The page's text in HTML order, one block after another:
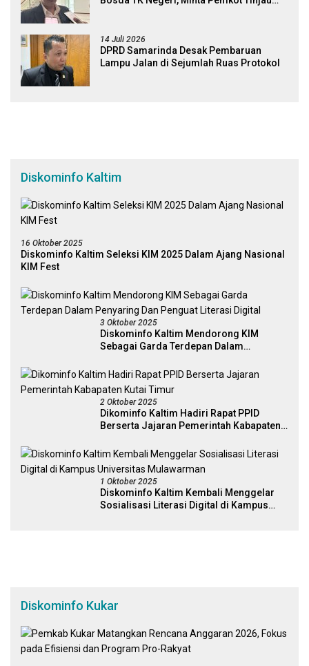
14 Juli 2026
DPRD Samarinda Desak Pembaruan
Lampu Jalan di Sejumlah Ruas Protokol
Diskominfo Kaltim
16 Oktober 2025
Diskominfo Kaltim Seleksi KIM 2025 Dalam Ajang Nasional
KIM Fest
3 Oktober 2025
Diskominfo Kaltim Mendorong KIM
Sebagai Garda Terdepan Dalam
2 Oktober 2025
Dikominfo Kaltim Hadiri Rapat PPID
Berserta Jajaran Pemerintah Kabapaten
1 Oktober 2025
Diskominfo Kaltim Kembali Menggelar
Sosialisasi Literasi Digital di Kampus
Diskominfo Kukar